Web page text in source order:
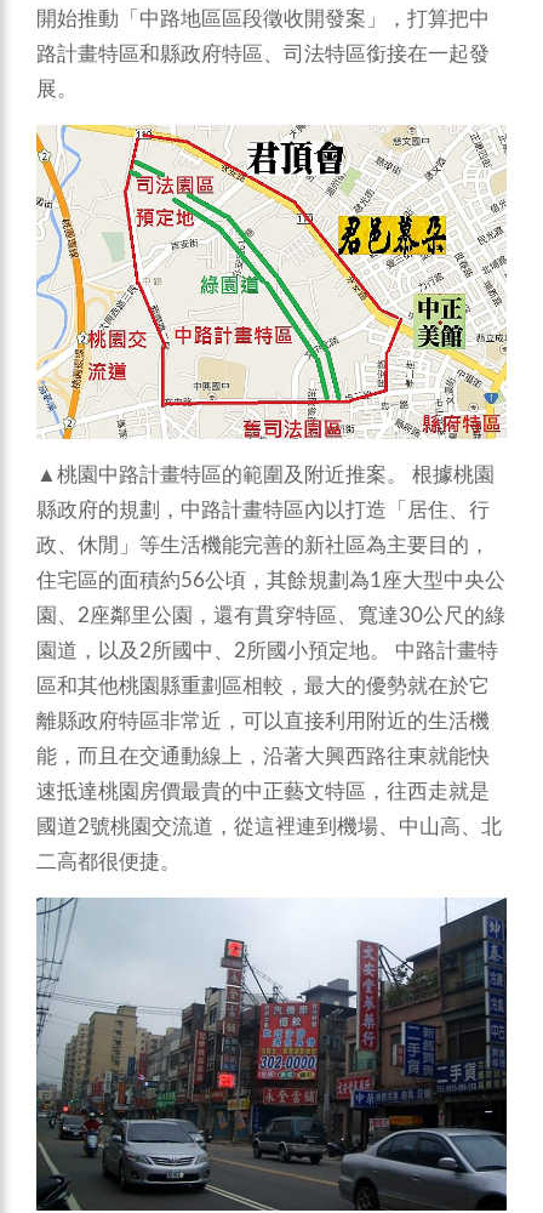
開始推動「中路地區區段徵收開發案」，打算把中
路計畫特區和縣政府特區、司法特區銜接在一起發
展。
▲桃園中路計畫特區的範圍及附近推案。 根據桃園
縣政府的規劃，中路計畫特區內以打造「居住、行
政、休閒」等生活機能完善的新社區為主要目的，
住宅區的面積約56公頃，其餘規劃為1座大型中央公
園、2座鄰里公園，還有貫穿特區、寬達30公尺的綠
園道，以及2所國中、2所國小預定地。 中路計畫特
區和其他桃園縣重劃區相較，最大的優勢就在於它
離縣政府特區非常近，可以直接利用附近的生活機
能，而且在交通動線上，沿著大興西路往東就能快
速抵達桃園房價最貴的中正藝文特區，往西走就是
國道2號桃園交流道，從這裡連到機場、中山高、北
二高都很便捷。